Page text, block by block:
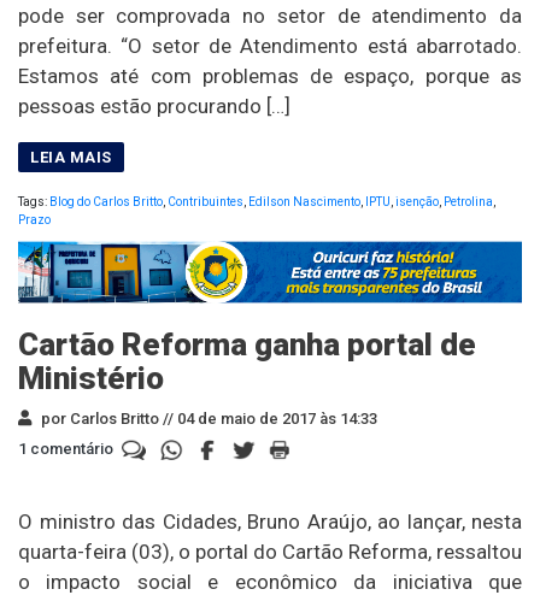
pode ser comprovada no setor de atendimento da
prefeitura. “O setor de Atendimento está abarrotado.
Estamos até com problemas de espaço, porque as
pessoas estão procurando […]
Tags: Blog do Carlos Britto, Contribuintes, Edilson Nascimento, IPTU,isenção, Petrolina,
Prazo
Cartão Reforma ganha portal de
Ministério
por Carlos Britto // 04 de maio de 2017 às 14:33
1 comentário
O ministro das Cidades, Bruno Araújo, ao lançar, nesta
quarta-feira (03), o portal do Cartão Reforma, ressaltou
o impacto social e econômico da iniciativa que